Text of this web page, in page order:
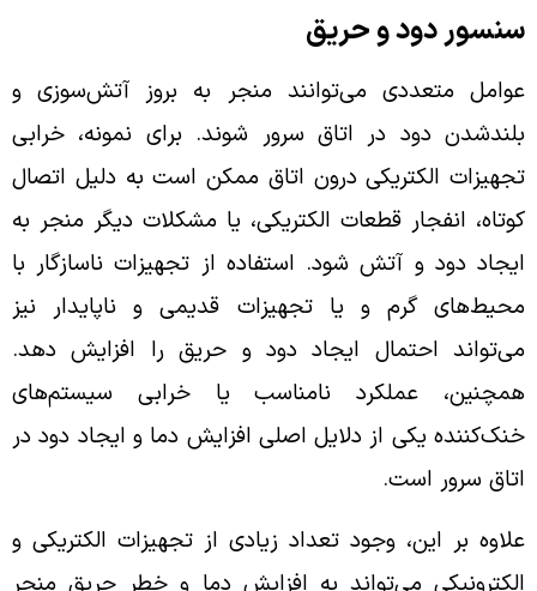
سنسور دود و حریق
عوامل متعددی می‌توانند منجر به بروز آتش‌سوزی و
بلندشدن دود در اتاق سرور شوند. برای نمونه، خرابی
تجهیزات الکتریکی درون اتاق ممکن است به دلیل اتصال
کوتاه، انفجار قطعات الکتریکی، یا مشکلات دیگر منجر به
ایجاد دود و آتش شود. استفاده از تجهیزات ناسازگار با
محیط‌های گرم و یا تجهیزات قدیمی و ناپایدار نیز
می‌تواند احتمال ایجاد دود و حریق را افزایش دهد.
همچنین، عملکرد نامناسب یا خرابی سیستم‌های
خنک‌کننده یکی از دلایل اصلی افزایش دما و ایجاد دود در
اتاق سرور است.
علاوه بر این، وجود تعداد زیادی از تجهیزات الکتریکی و
الکترونیکی می‌تواند به افزایش دما و خطر حریق منجر